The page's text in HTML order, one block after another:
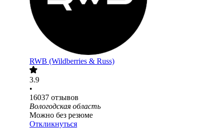
RWB (Wildberries & Russ)
3.9
•
16037 отзывов
Вологодская область
Можно без резюме
Откликнуться